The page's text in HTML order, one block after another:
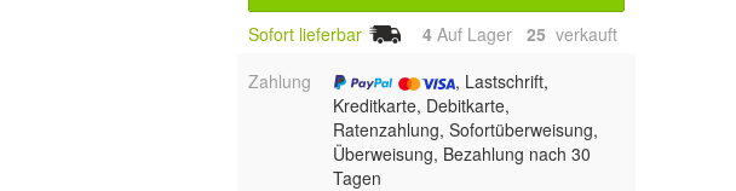
Sofort lieferbar 4 Auf Lager 25 verkauft
Zahlung
, Lastschrift,
Kreditkarte, Debitkarte,
Ratenzahlung, Sofortüberweisung,
Überweisung, Bezahlung nach 30
Tagen